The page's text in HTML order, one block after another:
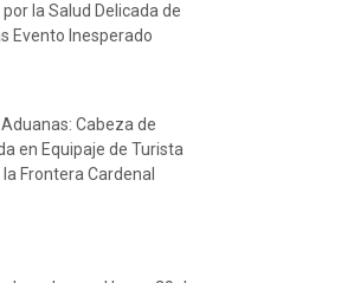
la Salud Delicada de
Evento Inesperado
Cabeza de
en Equipaje de Turista
Frontera Cardenal